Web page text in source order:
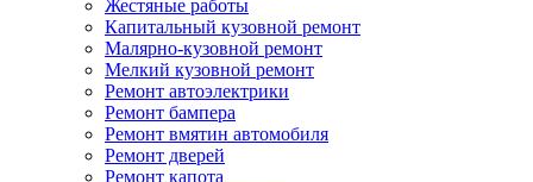
Жестяные работы
Капитальный кузовной ремонт
Малярно-кузовной ремонт
Мелкий кузовной ремонт
Ремонт автоэлектрики
Ремонт бампера
Ремонт вмятин автомобиля
Ремонт дверей
Ремонт капота